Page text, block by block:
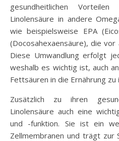
gesundheitlichen
Linolensäure in andere
wie beispielsweise EPA
(Docosahexaensäure), die vor
Diese Umwandlung erfolgt
weshalb es wichtig ist, auch
Fettsäuren in die Ernährung
Zusätzlich zu ihren
Linolensäure auch eine
und -funktion. Sie ist ein
Zellmembranen und trägt zur